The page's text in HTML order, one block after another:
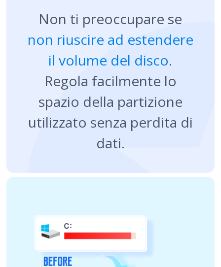
Non ti preoccupare se
non riuscire ad estendere
il volume del disco.
Regola facilmente lo
spazio della partizione
utilizzato senza perdita di
dati.